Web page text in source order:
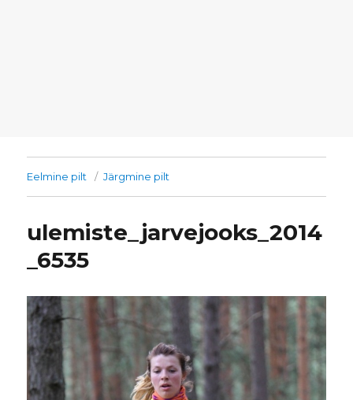
Eelmine pilt Järgmine pilt
ulemiste_jarvejooks_2014
_6535